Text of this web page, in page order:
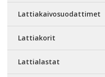
Lattiakaivosuodattimet
Lattiakorit
Lattialastat